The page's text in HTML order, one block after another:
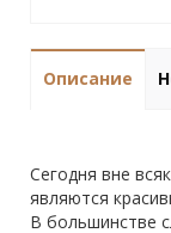
Описание
Сегодня вне
являются
В большинстве